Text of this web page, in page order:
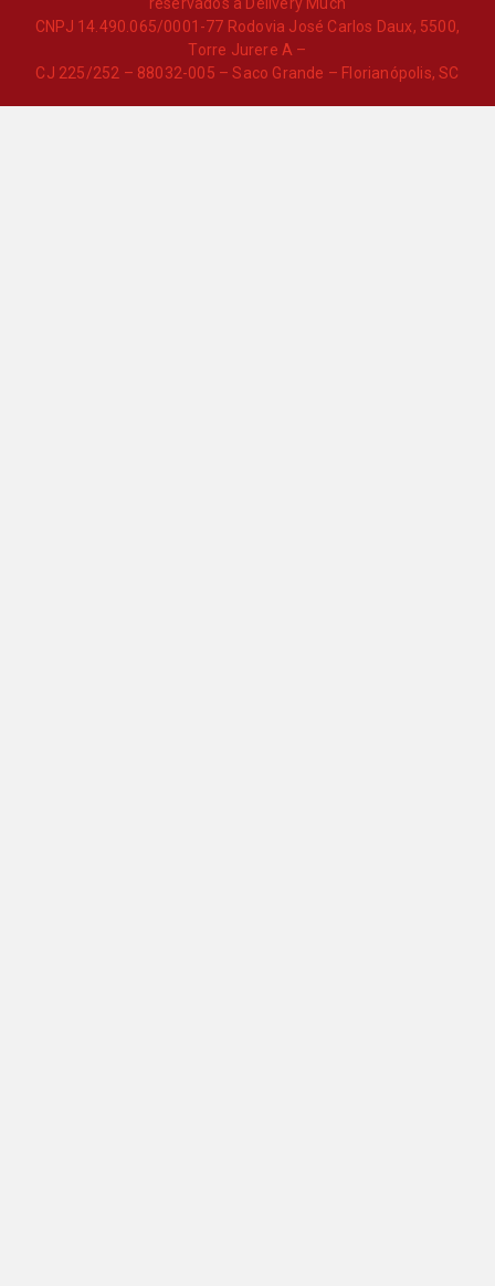
CNPJ 14.490.065/0001-77 Rodovia José Carlos Daux, 5500,
Torre Jurere A –
CJ 225/252 – 88032-005 – Saco Grande – Florianópolis, SC